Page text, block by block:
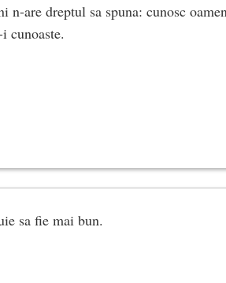
n-are dreptul sa spuna: cunosc
cunoaste.
sa fie mai bun.